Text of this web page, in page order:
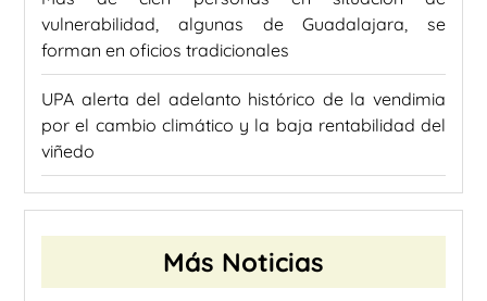
vulnerabilidad, algunas de Guadalajara, se
forman en oficios tradicionales
UPA alerta del adelanto histórico de la vendimia
por el cambio climático y la baja rentabilidad del
viñedo
Más Noticias